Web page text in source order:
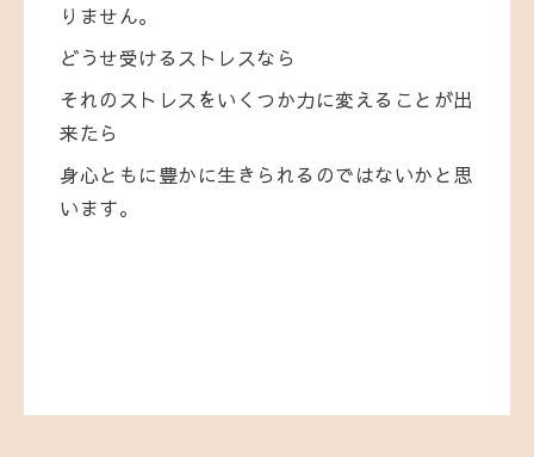
りません。
どうせ受けるストレスなら
それのストレスをいくつか力に変えることが出
来たら
身心ともに豊かに生きられるのではないかと思
います。